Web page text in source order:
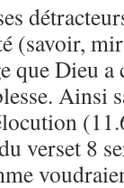
(savoir,
que Dieu
Ainsi
verset 8